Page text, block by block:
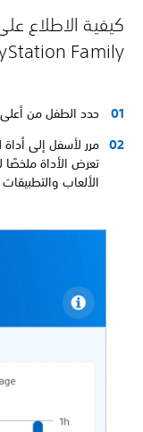
كيفية الاطلاع
Family
حدد الطفل من أعلى
مرر لأسفل إلى أداة
تعرض الأداة ملخصًا
الألعاب والتطبيقات